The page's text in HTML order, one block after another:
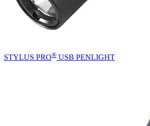
STYLUS PRO® USB PENLIGHT